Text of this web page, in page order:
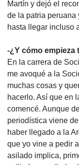
Martín y dejó el
de la patria peruana
hasta llegar incluso
-¿Y cómo
En la carrera de
me avoqué a la
muchas cosas y
hacerlo. Así que en
comencé. Aunque
periodística viene
haber llegado a la
que yo vine a pedir
asilado implica,